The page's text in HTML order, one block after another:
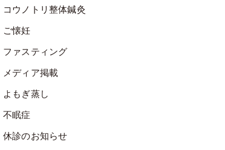
コウノトリ整体鍼灸
ご懐妊
ファスティング
メディア掲載
よもぎ蒸し
不眠症
休診のお知らせ